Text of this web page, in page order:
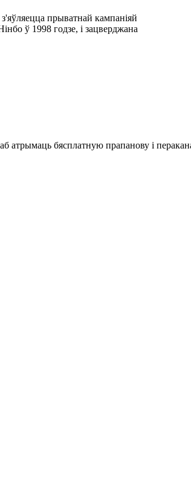
прыватнай кампаніяй
ў 1998 годзе, і зацверджана
атрымаць бясплатную прапанову і